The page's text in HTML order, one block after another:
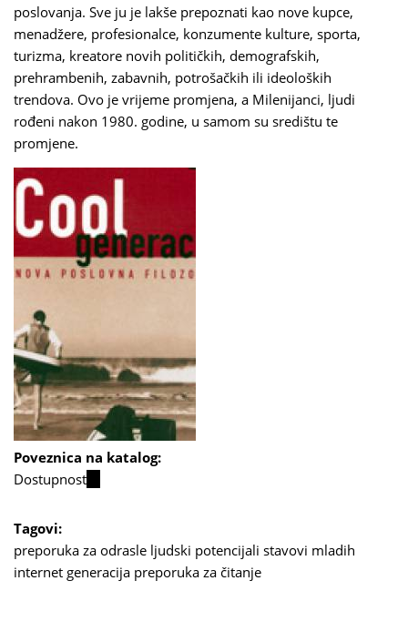
poslovanja. Sve ju je lakše prepoznati kao nove kupce,
menadžere, profesionalce, konzumente kulture, sporta,
turizma, kreatore novih političkih, demografskih,
prehrambenih, zabavnih, potrošačkih ili ideoloških
trendova. Ovo je vrijeme promjena, a Milenijanci, ljudi
rođeni nakon 1980. godine, u samom su središtu te
promjene.
Poveznica na katalog:
Dostupnost
Tagovi:
preporuka za odrasle ljudski potencijali stavovi mladih
internet generacija preporuka za čitanje